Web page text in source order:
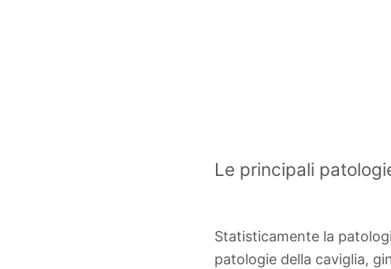
Le principali
Statisticamente la
patologie della caviglia,